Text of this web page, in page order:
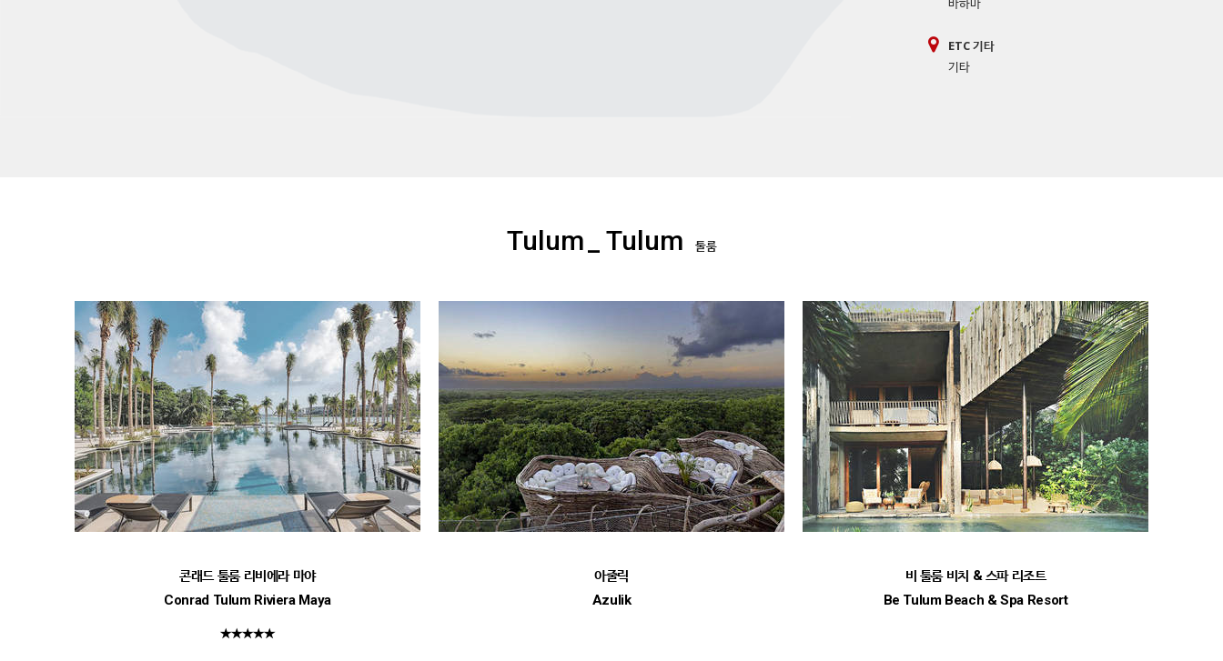
ETC 기타
기타
Tulum _ Tulum 툴룸
콘래드 툴룸 리비에라 마야
Conrad Tulum Riviera Maya
★★★★★
아줄릭
Azulik
비 툴룸 비치 & 스파 리조트
Be Tulum Beach & Spa Resort